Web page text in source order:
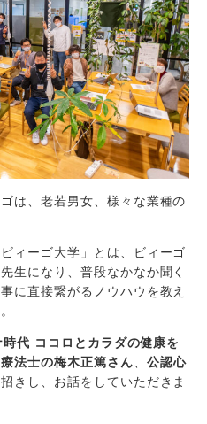
は、老若男女、様々な業種の
ィーゴ大学」とは、ビィーゴ
生になり、普段なかなか聞く
に直接繋がるノウハウを教え
時代 ココロとカラダの健康を
法士の梅木正篤さん
公認心
きし、お話をしていただきま